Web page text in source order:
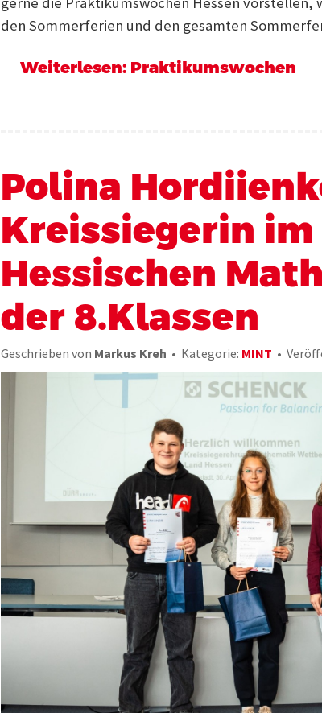
den Sommerferien und den gesamten
Weiterlesen: Praktikumswochen
Polina
Kreissiegerin im
Hessischen
der 8.Klassen
Geschrieben von Markus Kreh Kategorie: MINT